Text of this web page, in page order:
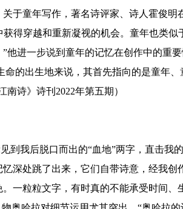
于童年写作，著名诗评家、诗人霍俊明
得穿越和重新凝视的机会。童年也类
进一步说到童年的记忆在创作中的重
命的出生地来说，其首先指向的是童年
诗》诗刊2022年第五期）
到我后脱口而出的“血地”两字，直击
深处跳了出来，它们自带诗意，经我创
一粒粒文字，有时真的不能承受时间、